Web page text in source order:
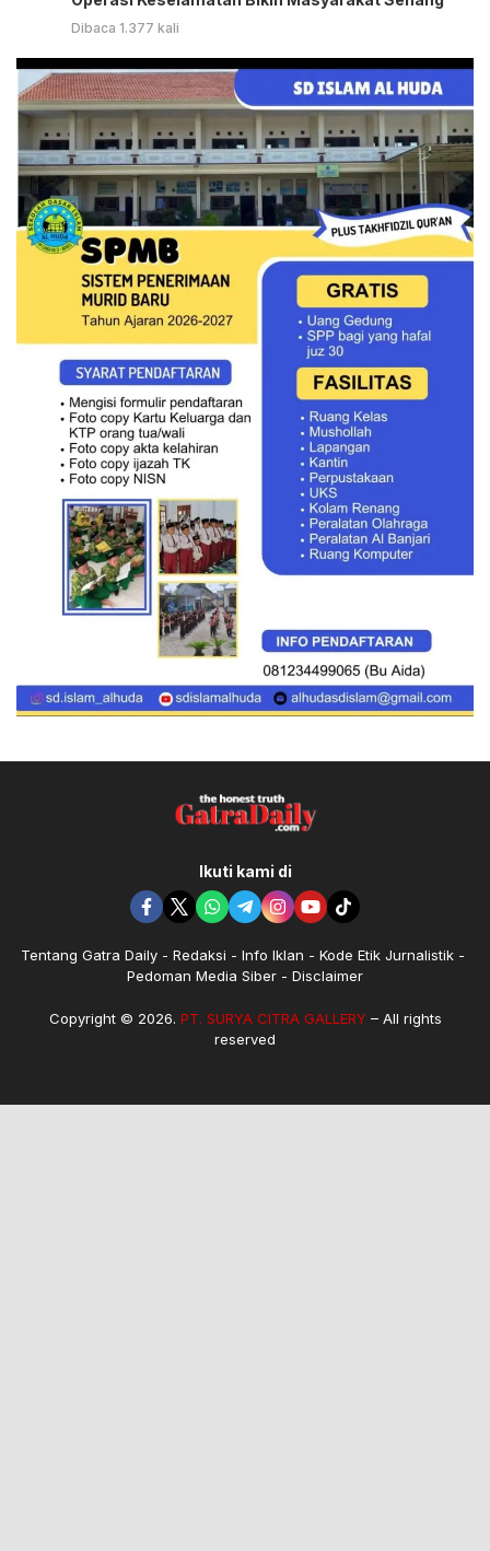
Dibaca 1.377 kali
Ikuti kami di
Tentang Gatra Daily Redaksi Info Iklan
Kode Etik Jurnalistik
Pedoman Media Siber
Disclaimer
Copyright © 2026. PT. SURYA CITRA GALLERY– All rights
reserved